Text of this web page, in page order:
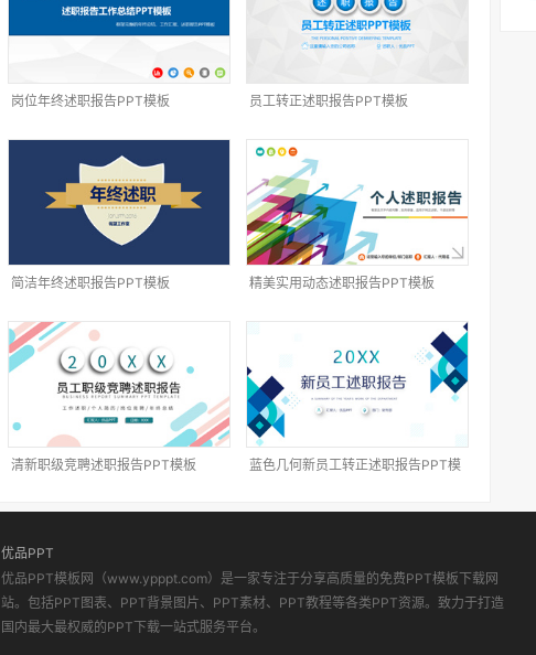
岗位年终述职报告PPT模板 员工转正述职报告PPT模板
简洁年终述职报告PPT模板 精美实用动态述职报告PPT模板
清新职级竞聘述职报告PPT模板
蓝色几何新员工转正述职报告PPT模
优品PPT
优品PPT模板网（www.ypppt.com）是一家专注于分享高质量的免费PPT模板下载网
站。包括PPT图表、PPT背景图片、PPT素材、PPT教程等各类PPT资源。致力于打造
国内最大最权威的PPT下载一站式服务平台。